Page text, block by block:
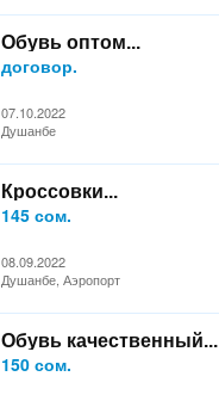
Обувь оптом...
договор.
07.10.2022
Душанбе
Кроссовки...
145 сом.
08.09.2022
Душанбе, Аэропорт
Обувь качественный...
150 сом.